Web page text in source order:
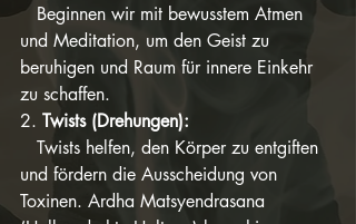
   Beginnen wir mit bewusstem Atmen
und Meditation, um den Geist zu
beruhigen und Raum für innere Einkehr
zu schaffen.
2. Twists (Drehungen):
und fördern die Ausscheidung von
Toxinen. Ardha Matsyendrasana